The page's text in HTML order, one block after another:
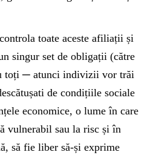
toate aceste afiliații și
singur set de obligații (către
toți ─ atunci indivizii vor trăi
de condițiile sociale
economice, o lume în care
vulnerabil sau la risc și în
să fie liber să-și exprime